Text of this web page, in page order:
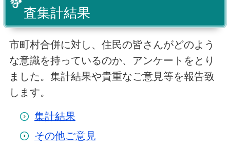
査集計結果
市町村合併に対し、住民の皆さんがどのよう
な意識を持っているのか、アンケートをとり
ました。集計結果や貴重なご意見等を報告致
します。
集計結果
その他ご意見